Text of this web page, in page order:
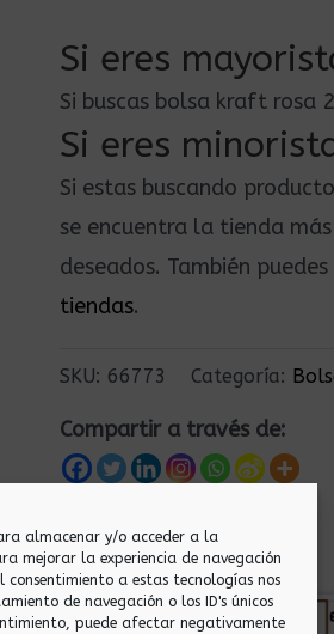
almacenar y/o acceder a la
mejorar la experiencia de navegación
a estas tecnologías nos
de navegación o los ID's únicos
puede afectar negativamente
Si eres
Si buscas bolsa kraft rosa
Si eres
Si estas buscando
se encuentra la tienda
deseados. También
tiendas.
SKU: 66773 Categoría:
Compartir a través de: